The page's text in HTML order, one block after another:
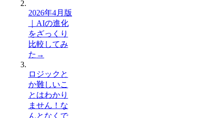
2026年4月版
｜AIの進化
をざっくり
比較してみ
た →
ロジックと
か難しいこ
とはわかり
ません！な
んとなくで